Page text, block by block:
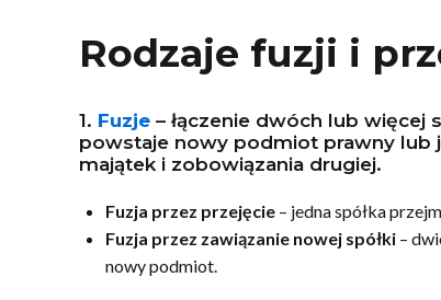
Rodzaje fuzji i
1. Fuzje – łączenie dwóch lub więcej
powstaje nowy podmiot prawny lub
majątek i zobowiązania drugiej.
Fuzja przez przejęcie – jedna spółka
Fuzja przez zawiązanie nowej spółki –
nowy podmiot.